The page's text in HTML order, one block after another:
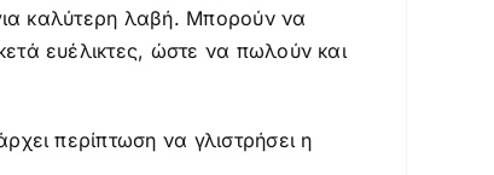
καλύτερη λαβή. Μπορούν να
ευέλικτες, ώστε να πωλούν και
περίπτωση να γλιστρήσει η